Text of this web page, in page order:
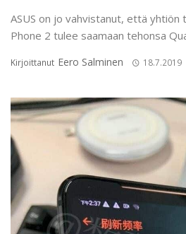
ASUS on jo vahvistanut, että yhtiön
Phone 2 tulee saamaan tehonsa
Kirjoittanut Eero Salminen 18.7.2019